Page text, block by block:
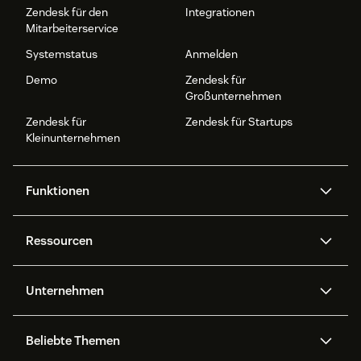
Zendesk für den
Mitarbeiterservice
Integrationen
Systemstatus
Anmelden
Demo
Zendesk für
Großunternehmen
Zendesk für
Kleinunternehmen
Zendesk für Startups
Funktionen
Zendesk-KI
Sicherheit
Ticketerstellung
Voice
Community Foren
Ressourcen
APIs und Entwickler:innen
Unternehmen
Jobs
Beliebte Themen